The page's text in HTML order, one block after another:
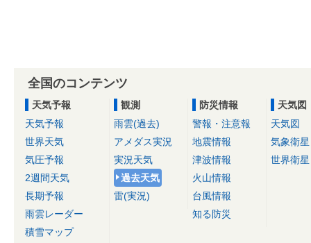
全国のコンテンツ
天気予報
天気予報
世界天気
気圧予報
2週間天気
長期予報
雨雲レーダー
積雪マップ
観測
雨雲(過去)
アメダス実況
実況天気
過去天気
雷(実況)
防災情報
警報・注意報
地震情報
津波情報
火山情報
台風情報
知る防災
天気図
天気図
気象衛星
世界衛星